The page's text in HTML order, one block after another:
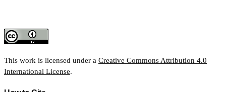
This work is licensed under a Creative Commons Attribution 4.0
International License.